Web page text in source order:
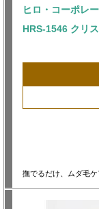
ヒロ・コーポレ
HRS-1546 クリ
撫でるだけ、ムダ毛ケ